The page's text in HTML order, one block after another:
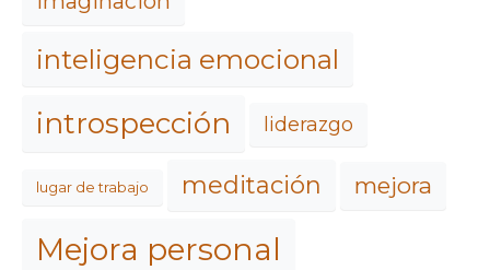
inteligencia emocional
introspección liderazgo
lugar de trabajo meditación mejora
Mejora personal